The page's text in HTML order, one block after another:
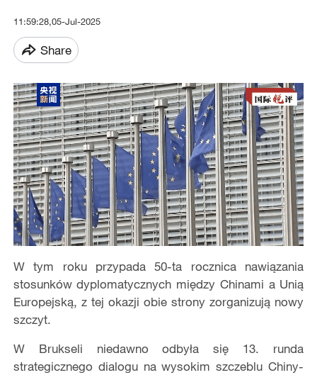
11:59:28,05-Jul-2025
Share
W tym roku przypada 50-ta rocznica nawiązania
stosunków dyplomatycznych między Chinami a Unią
Europejską, z tej okazji obie strony zorganizują nowy
szczyt.
W Brukseli niedawno odbyła się 13. runda
strategicznego dialogu na wysokim szczeblu Chiny-